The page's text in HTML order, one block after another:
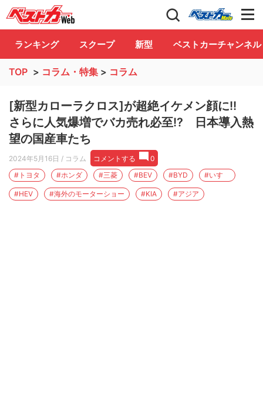
自動車情報誌「ベストカー」 Club
ランキング スクープ 新型 ベストカーチャンネル
TOP > コラム・特集 > コラム
[新型カローラクロス]が超絶イケメン顔に!!
さらに人気爆増でバカ売れ必至!? 日本導入熱
望の国産車たち
2024年5月16日 / コラム コメントする
0
#トヨタ
#ホンダ #三菱 #BEV #BYD #いすゞ
#HEV #海外のモーターショー #KIA #アジア